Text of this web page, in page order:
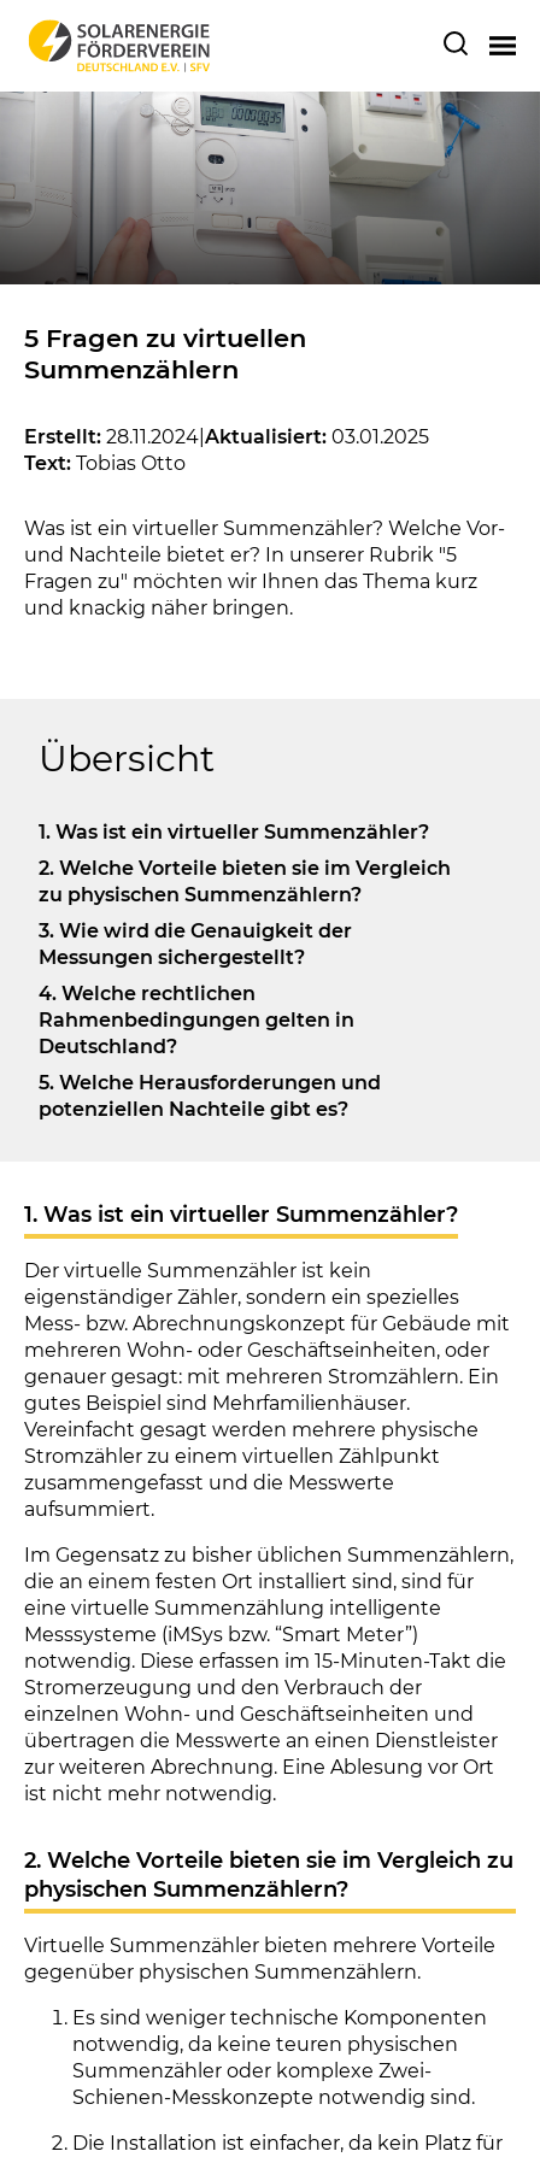
5 Fragen zu virtuellen
Summenzählern
Erstellt: 28.11.2024 Aktualisiert: 03.01.2025
Text: Tobias Otto
Was ist ein virtueller Summenzähler? Welche Vor-
und Nachteile bietet er? In unserer Rubrik "5
Fragen zu" möchten wir Ihnen das Thema kurz
und knackig näher bringen.
Übersicht
1. Was ist ein virtueller Summenzähler?
2. Welche Vorteile bieten sie im Vergleich
zu physischen Summenzählern?
3. Wie wird die Genauigkeit der
Messungen sichergestellt?
4. Welche rechtlichen
Rahmenbedingungen gelten in
Deutschland?
5. Welche Herausforderungen und
potenziellen Nachteile gibt es?
1. Was ist ein virtueller Summenzähler?
Der virtuelle Summenzähler ist kein
eigenständiger Zähler, sondern ein spezielles
Mess- bzw. Abrechnungskonzept für Gebäude mit
mehreren Wohn- oder Geschäftseinheiten, oder
genauer gesagt: mit mehreren Stromzählern. Ein
gutes Beispiel sind Mehrfamilienhäuser.
Vereinfacht gesagt werden mehrere physische
Stromzähler zu einem virtuellen Zählpunkt
zusammengefasst und die Messwerte
aufsummiert.
Im Gegensatz zu bisher üblichen Summenzählern,
die an einem festen Ort installiert sind, sind für
eine virtuelle Summenzählung intelligente
Messsysteme (iMSys bzw. “Smart Meter”)
notwendig. Diese erfassen im 15-Minuten-Takt die
Stromerzeugung und den Verbrauch der
einzelnen Wohn- und Geschäftseinheiten und
übertragen die Messwerte an einen Dienstleister
zur weiteren Abrechnung. Eine Ablesung vor Ort
ist nicht mehr notwendig.
2. Welche Vorteile bieten sie im Vergleich zu
physischen Summenzählern?
Virtuelle Summenzähler bieten mehrere Vorteile
gegenüber physischen Summenzählern.
Es sind weniger technische Komponenten
notwendig, da keine teuren physischen
Summenzähler oder komplexe Zwei-
Schienen-Messkonzepte notwendig sind.
Die Installation ist einfacher, da kein Platz für